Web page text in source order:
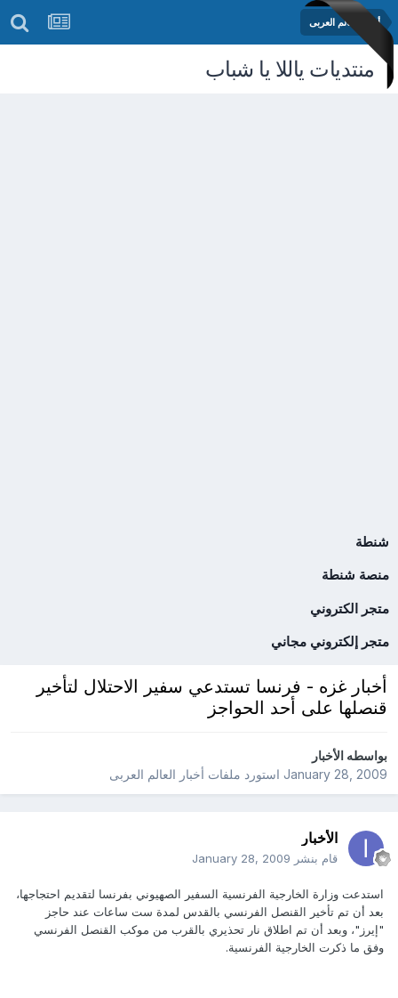
أخبار العالم العربى
منتديات ياللا يا شباب
شنطة
منصة شنطة
متجر الكتروني
متجر إلكتروني مجاني
أخبار غزه - فرنسا تستدعي سفير الاحتلال لتأخير
قنصلها على أحد الحواجز
بواسطهالأخبار
January 28, 2009استورد ملفات أخبار العالم العربى
الأخبار
قام بنشر January 28, 2009
استدعت وزارة الخارجية الفرنسية السفير الصهيوني بفرنسا لتقديم احتجاجها،
بعد أن تم تأخير القنصل الفرنسي بالقدس لمدة ست ساعات عند حاجز
"إيرز"، وبعد أن تم اطلاق نار تحذيري بالقرب من موكب القنصل الفرنسي
وفق ما ذكرت الخارجية الفرنسية.